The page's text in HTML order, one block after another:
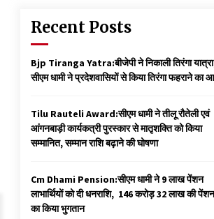
Recent Posts
Bjp Tiranga Yatra:बीजेपी ने निकाली तिरंगा
सीएम धामी ने प्रदेशवासियों से किया तिरंगा फहराने का
Tilu Rauteli Award:सीएम धामी ने तीलू रौतेली एवं
आंगनबाड़ी कार्यकत्री पुरस्कार से मातृशक्ति को किया
सम्मानित, सम्मान राशि बढ़ाने की घोषणा
Cm Dhami Pension:सीएम धामी ने 9 लाख पेंशन
लाभार्थियों को दी धनराशि, ₹ 146 करोड़ 32 लाख की
का किया भुगतान